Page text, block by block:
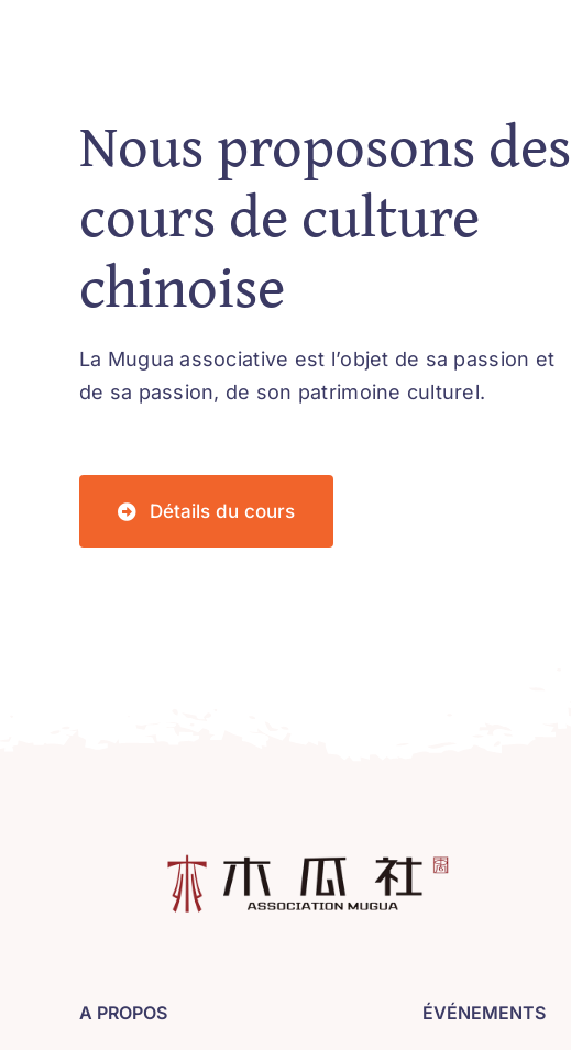
Nous proposons des
cours de culture
chinoise
La Mugua associative est l’objet de sa passion et
de sa passion, de son patrimoine culturel.
Détails du cours
A PROPOS ÉVÉNEMENTS